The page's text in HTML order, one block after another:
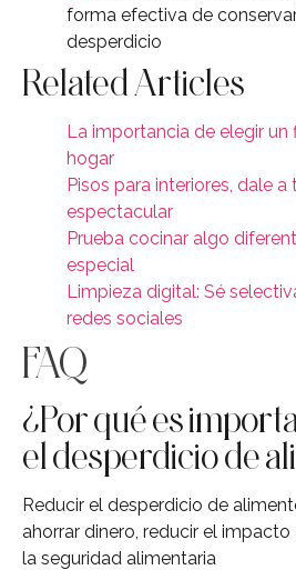
forma efectiva de
desperdicio
Related Articles
La importancia de elegir un
hogar
Pisos para interiores, dale
espectacular
Prueba cocinar algo
especial
Limpieza digital: Sé
redes sociales
FAQ
¿Por qué es
el desperdicio de
Reducir el desperdicio de
ahorrar dinero, reducir el
la seguridad alimentaria